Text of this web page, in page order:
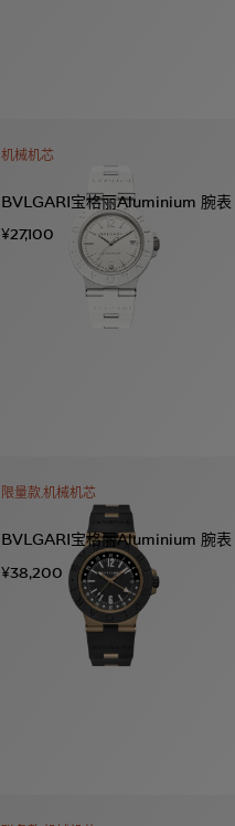
机械机芯
BVLGARI宝格丽Aluminium 腕表
¥27,100
限量款,机械机芯
BVLGARI宝格丽Aluminium 腕表
¥38,200